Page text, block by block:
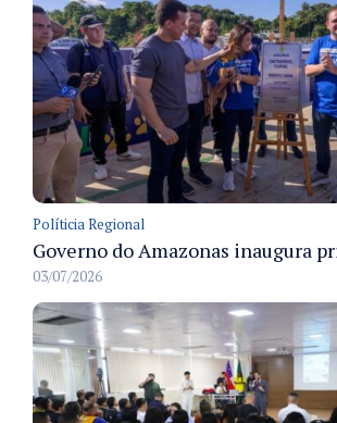
Políticia Regional
03/07/2026